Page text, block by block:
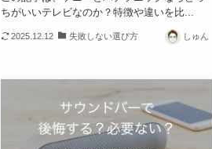
ちがいいテレビなのか？特徴や違いを比...
2025.12.12 失敗しない選び方 しゅん